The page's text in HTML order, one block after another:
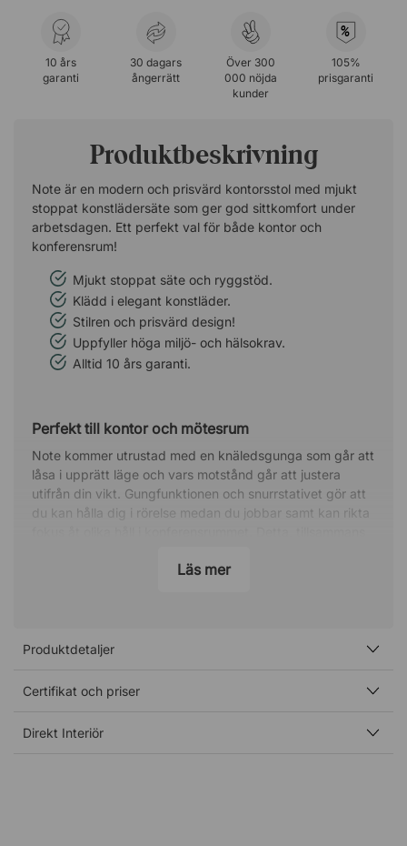
10 års
garanti
30 dagars
ångerrätt
Över 300
000 nöjda
kunder
%
105%
prisgaranti
Produktbeskrivning
Note är en modern och prisvärd kontorsstol med mjukt
stoppat konstlädersäte som ger god sittkomfort under
arbetsdagen. Ett perfekt val för både kontor och
konferensrum!
Mjukt stoppat säte och ryggstöd.
Klädd i elegant konstläder.
Stilren och prisvärd design!
Uppfyller höga miljö- och hälsokrav.
Alltid 10 års garanti.
Perfekt till kontor och mötesrum
Note kommer utrustad med en knäledsgunga som går att
låsa i upprätt läge och vars motstånd går att justera
utifrån din vikt. Gungfunktionen och snurrstativet gör att
du kan hålla dig i rörelse medan du jobbar samt kan rikta
Bekvämt, skumstoppat säte.
Ryggstöd låsbart i upprätt läge.
Snurrstativ med femstjärnigt fotkryss.
Läs mer
Produktdetaljer
Certifikat och priser
Direkt Interiör